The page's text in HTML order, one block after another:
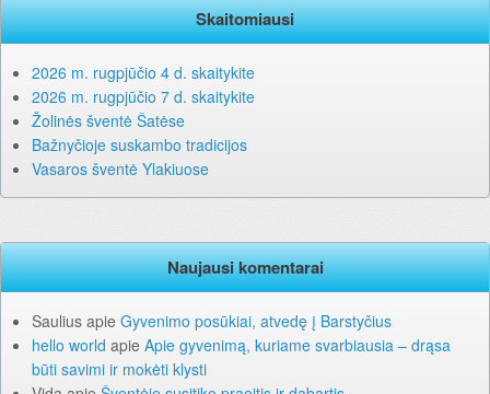
Skaitomiausi
2026 m. rugpjūčio 4 d. skaitykite
2026 m. rugpjūčio 7 d. skaitykite
Žolinės šventė Šatėse
Bažnyčioje suskambo tradicijos
Vasaros šventė Ylakiuose
Naujausi komentarai
Saulius apie Gyvenimo posūkiai, atvedę į Barstyčius
hello world apie Apie gyvenimą, kuriame svarbiausia – drąsa
būti savimi ir mokėti klysti